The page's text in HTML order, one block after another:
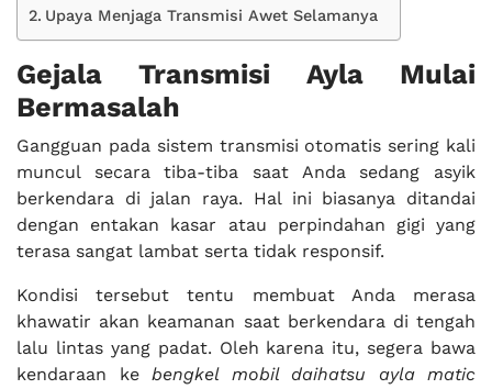
Upaya Menjaga Transmisi Awet Selamanya
Gejala Transmisi Ayla Mulai
Bermasalah
Gangguan pada sistem transmisi otomatis sering kali
muncul secara tiba-tiba saat Anda sedang asyik
berkendara di jalan raya. Hal ini biasanya ditandai
dengan entakan kasar atau perpindahan gigi yang
terasa sangat lambat serta tidak responsif.
Kondisi tersebut tentu membuat Anda merasa
khawatir akan keamanan saat berkendara di tengah
lalu lintas yang padat. Oleh karena itu, segera bawa
kendaraan ke bengkel mobil daihatsu ayla matic